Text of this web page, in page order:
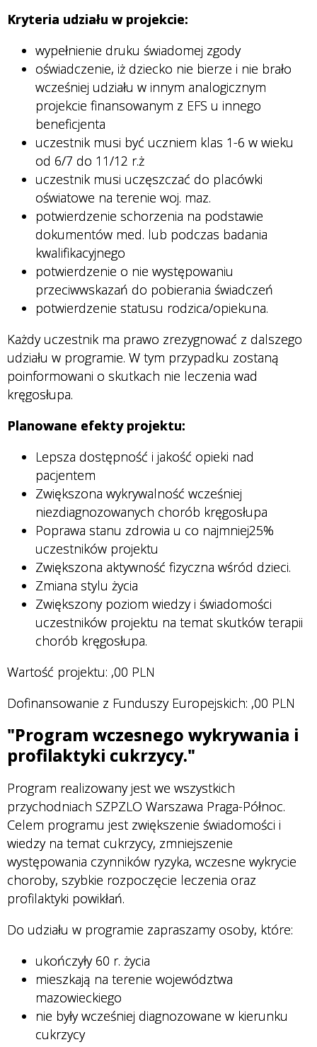
Kryteria udziału w projekcie:
wypełnienie druku świadomej zgody
oświadczenie, iż dziecko nie bierze i nie brało
wcześniej udziału w innym analogicznym
projekcie finansowanym z EFS u innego
beneficjenta
uczestnik musi być uczniem klas 1-6 w wieku
od 6/7 do 11/12 r.ż
uczestnik musi uczęszczać do placówki
oświatowe na terenie woj. maz.
potwierdzenie schorzenia na podstawie
dokumentów med. lub podczas badania
kwalifikacyjnego
potwierdzenie o nie występowaniu
przeciwwskazań do pobierania świadczeń
potwierdzenie statusu rodzica/opiekuna.
Każdy uczestnik ma prawo zrezygnować z dalszego
udziału w programie. W tym przypadku zostaną
poinformowani o skutkach nie leczenia wad
kręgosłupa.
Planowane efekty projektu:
Lepsza dostępność i jakość opieki nad
pacjentem
Zwiększona wykrywalność wcześniej
niezdiagnozowanych chorób kręgosłupa
Poprawa stanu zdrowia u co najmniej25%
uczestników projektu
Zwiększona aktywność fizyczna wśród dzieci.
Zmiana stylu życia
Zwiększony poziom wiedzy i świadomości
uczestników projektu na temat skutków terapii
chorób kręgosłupa.
Wartość projektu: ,00 PLN
Dofinansowanie z Funduszy Europejskich: ,00 PLN
"Program wczesnego wykrywania i
profilaktyki cukrzycy."
Program realizowany jest we wszystkich
przychodniach SZPZLO Warszawa Praga-Północ.
Celem programu jest zwiększenie świadomości i
wiedzy na temat cukrzycy, zmniejszenie
występowania czynników ryzyka, wczesne wykrycie
choroby, szybkie rozpoczęcie leczenia oraz
profilaktyki powikłań.
Do udziału w programie zapraszamy osoby, które:
ukończyły 60 r. życia
mieszkają na terenie województwa
mazowieckiego
nie były wcześniej diagnozowane w kierunku
cukrzycy